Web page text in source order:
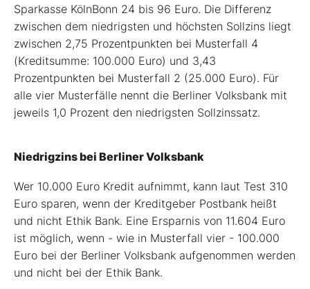
Sparkasse KölnBonn 24 bis 96 Euro. Die Differenz
zwischen dem niedrigsten und höchsten Sollzins liegt
zwischen 2,75 Prozentpunkten bei Musterfall 4
(Kreditsumme: 100.000 Euro) und 3,43
Prozentpunkten bei Musterfall 2 (25.000 Euro). Für
alle vier Musterfälle nennt die Berliner Volksbank mit
jeweils 1,0 Prozent den niedrigsten Sollzinssatz.
Niedrigzins bei Berliner Volksbank
Wer 10.000 Euro Kredit aufnimmt, kann laut Test 310
Euro sparen, wenn der Kreditgeber Postbank heißt
und nicht Ethik Bank. Eine Ersparnis von 11.604 Euro
ist möglich, wenn - wie in Musterfall vier - 100.000
Euro bei der Berliner Volksbank aufgenommen werden
und nicht bei der Ethik Bank.